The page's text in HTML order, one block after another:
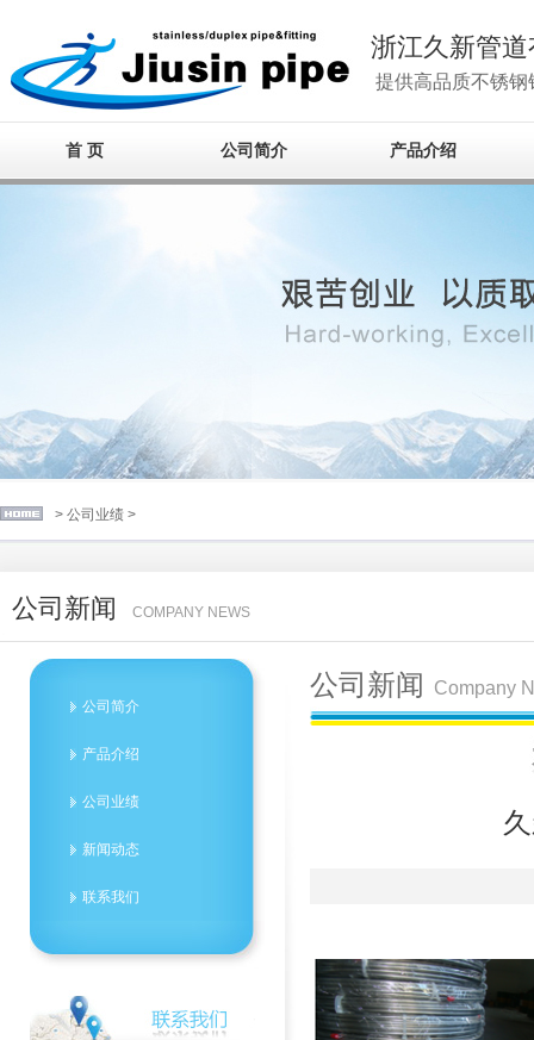
浙江久新管
提供高品质不锈钢
首 页 公司简介 产品介绍
> 公司业绩 >
公司新闻 COMPANY NEWS
公司简介
产品介绍
公司业绩
新闻动态
联系我们
公司新闻 Company